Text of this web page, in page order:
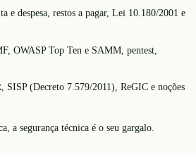
despesa, restos a pagar, Lei 10.180/2001 e
OWASP Top Ten e SAMM, pentest,
(Decreto 7.579/2011), ReGIC e noções
a segurança técnica é o seu gargalo.